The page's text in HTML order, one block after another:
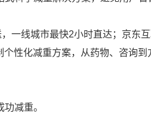
一线城市最快2小时直达；京东
性化减重方案，从药物、咨询到
减重。